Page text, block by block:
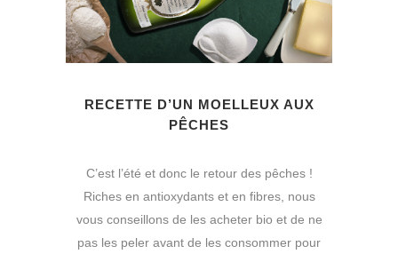
RECETTE D’UN MOELLEUX AUX
PÊCHES
C’est l’été et donc le retour des pêches !
Riches en antioxydants et en fibres, nous
vous conseillons de les acheter bio et de ne
pas les peler avant de les consommer pour